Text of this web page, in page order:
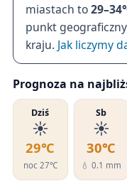
miastach to
punkt
kraju. Jak liczymy
Prognoza na
Dziś
☀️
29℃
noc 27℃
Sb
☀️
30℃
💧 0.1 mm